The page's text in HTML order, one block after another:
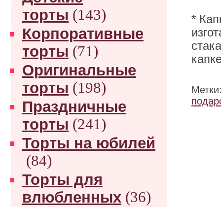
торты (143)
Корпоративные
торты (71)
Оригинальные
торты (198)
Праздничные
торты (241)
Торты на юбилей
(84)
Торты для
влюбленных (36)
*